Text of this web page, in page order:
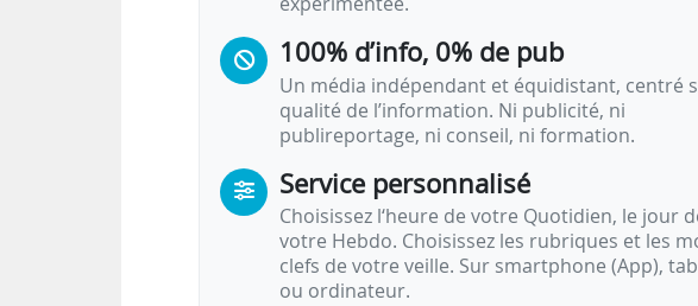
100% d’info, 0% de pub
Un média indépendant et équidistant, centré
qualité de l’information. Ni publicité, ni
publireportage, ni conseil, ni formation.
Service personnalisé
Choisissez l‘heure de votre Quotidien, le jour
votre Hebdo. Choisissez les rubriques et les
clefs de votre veille. Sur smartphone (App),
ou ordinateur.